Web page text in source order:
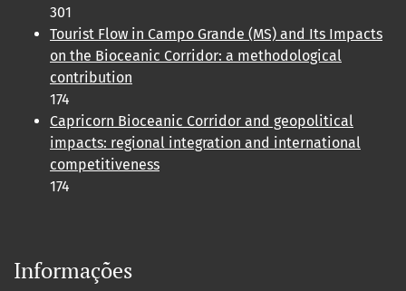
301
Tourist Flow in Campo Grande (MS) and Its Impacts
on the Bioceanic Corridor: a methodological
contribution
174
Capricorn Bioceanic Corridor and geopolitical
impacts: regional integration and international
competitiveness
174
Informações